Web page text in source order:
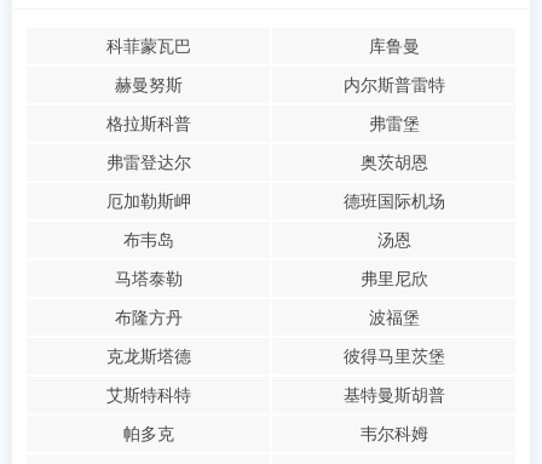
科菲蒙瓦巴
库鲁曼
赫曼努斯
内尔斯普雷特
格拉斯科普
弗雷堡
弗雷登达尔
奥茨胡恩
厄加勒斯岬
德班国际机场
布韦岛
汤恩
马塔泰勒
弗里尼欣
布隆方丹
波福堡
克龙斯塔德
彼得马里茨堡
艾斯特科特
基特曼斯胡普
帕多克
韦尔科姆